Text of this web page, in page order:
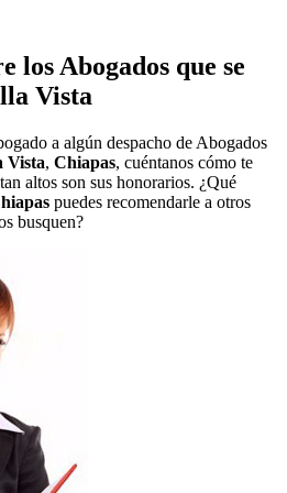
los Abogados que se
Vista
a algún despacho de Abogados
Vista, Chiapas, cuéntanos cómo te
altos son sus honorarios. ¿Qué
puedes recomendarle a otros
busquen?